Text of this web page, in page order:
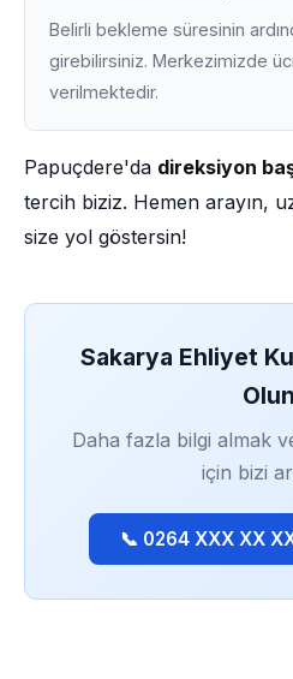
Belirli bekleme süresinin
girebilirsiniz. Merkezimizde
verilmektedir.
Papuçdere'da direksiyon
tercih biziz. Hemen arayın,
size yol göstersin!
Sakarya Ehliyet
Olun
Daha fazla bilgi almak
için bizi
📞 0264 XXX XX